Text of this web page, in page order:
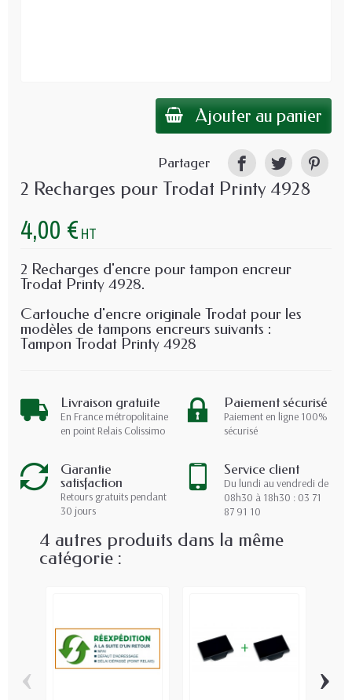
Ajouter au panier
Partager
2 Recharges pour Trodat Printy 4928
4,00 € HT
2 Recharges d'encre pour tampon encreur
Trodat Printy 4928.
Cartouche d'encre originale Trodat pour les
modèles de tampons encreurs suivants :
Tampon Trodat Printy 4928
Livraison gratuite
En France métropolitaine
en point Relais Colissimo
Paiement sécurisé
Paiement en ligne 100%
sécurisé
Garantie
satisfaction
Retours gratuits pendant
30 jours
Service client
Du lundi au vendredi de
08h30 à 18h30 : 03 71
87 91 10
4 autres produits dans la même
catégorie :
‹ ›